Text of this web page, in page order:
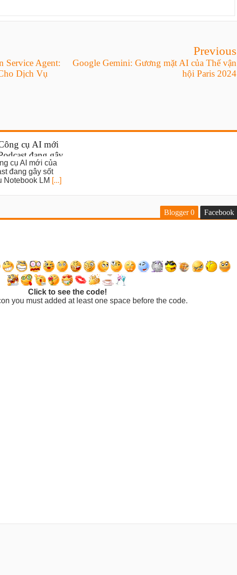
Service Agent:
Dịch Vụ
Previous
Google Gemini: Gương mặt AI của Thế vận
hội Paris 2024
cụ AI mới
đang gây
cụ AI mới của
đang gây sốt
Notebook LM [...]
Blogger0 Facebook
Click to see the code!
you must added at least one space before the code.